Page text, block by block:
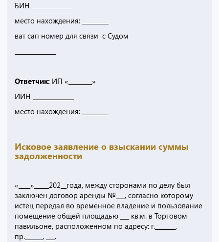
БИН ______________
место нахождения: _________
ват сап номер для связи с Судом
Ответчик: ИП «________»
ИИН ______________
место нахождения: _________
Исковое заявление о взыскании суммы
задолженности
«____»_____202__года, между сторонами по делу был
заключен договор аренды №___, согласно которому
истец передал во временное владение и пользование
помещение общей площадью ___ кв.м. в Торговом
павильоне, расположенном по адресу: г._______,
пр.______, ___.